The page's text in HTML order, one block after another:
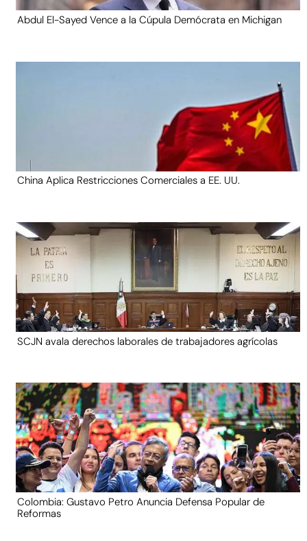
Abdul El-Sayed Vence a la Cúpula Demócrata en Michigan
China Aplica Restricciones Comerciales a EE. UU.
SCJN avala derechos laborales de trabajadores agrícolas
Colombia: Gustavo Petro Anuncia Defensa Popular de
Reformas